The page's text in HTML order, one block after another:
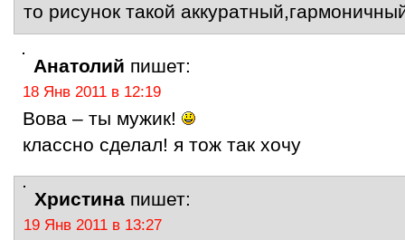
то рисунок такой
Анатолий пишет:
18 Янв 2011 в 12:19
Вова – ты мужик!
классно сделал! я тож так хочу
Христина пишет:
19 Янв 2011 в 13:27